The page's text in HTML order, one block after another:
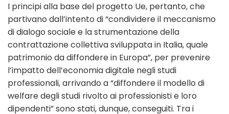
I principi alla base del progetto Ue, pertanto, che
partivano dall’intento di “condividere il meccanismo
di dialogo sociale e la strumentazione della
contrattazione collettiva sviluppata in Italia, quale
patrimonio da diffondere in Europa”, per prevenire
l’impatto dell’economia digitale negli studi
professionali, arrivando a “diffondere il modello di
welfare degli studi rivolto ai professionisti e loro
dipendenti” sono stati, dunque, conseguiti. Tra i